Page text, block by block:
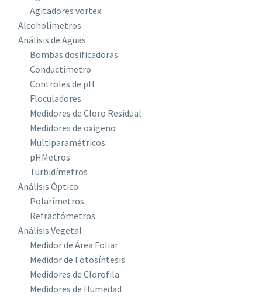
Agitadores vortex
Alcoholímetros
Análisis de Aguas
Bombas dosificadoras
Conductímetro
Controles de pH
Floculadores
Medidores de Cloro Residual
Medidores de oxigeno
Multiparamétricos
pHMetros
Turbidímetros
Análisis Óptico
Polarímetros
Refractómetros
Análisis Vegetal
Medidor de Área Foliar
Medidor de Fotosíntesis
Medidores de Clorofila
Medidores de Humedad